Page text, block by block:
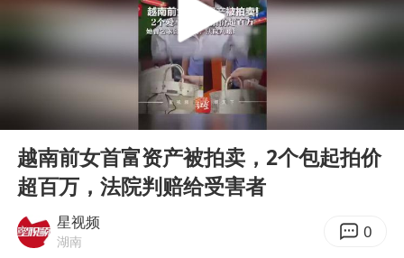
《欢迎来龙餐馆》口碑
上四休三，但降薪1000元，你接受吗？
情侣平潭拍日出坠崖1死1伤
央视新主播李秋莹孙亚鹏亮相
几元成本的AI广告导致千万市值蒸发
老挝国会主席赛宋蓬逝世
茅台部分直营店飞天茅台提价
Play
越南前女首富资产被拍卖，2个包起拍价
超百万，法院判赔给受害者
星视频
湖南 0